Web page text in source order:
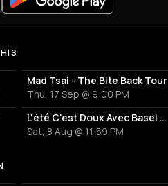
Mad Tsai - The Bite Back Tour
Thu, 17 Sep @ 9:00 PM
L'été C'est Doux Avec Basei Pt.3
Sat, 8 Aug @ 11:59 PM